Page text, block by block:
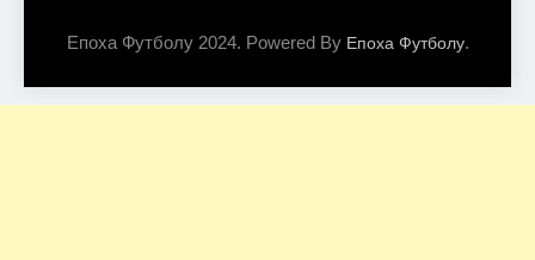
Епоха Футболу 2024. Powered By Епоха Футболу.